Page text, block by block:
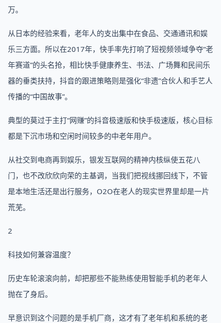
万。
从日本的经验来看，老年人的支出集中在食品、交通通讯和娱
乐三方面。所以在2017年，快手率先打响了短视频领域争夺“老
年赛道”的头名抢，相比快手健康养生、书法、广场舞和民间乐
器的垂类扶持，抖音的跟进策略则是强化“非遗”合伙人和手艺人
传播的“中国故事”。
典型的莫过于主打“网赚”的抖音极速版和快手极速版，核心目标
都是下沉市场和空闲时间较多的中老年用户。
从社交到电商再到娱乐，银发互联网的精神内核纵使五花八
门，也不改欣欣向荣的主基调，当我们把视线挪回线下，不管
是本地生活还是出行服务，O2O在老人的现实世界里却是一片
荒芜。
2
科技如何兼容温度？
历史车轮滚滚向前，却把那些不能熟练使用智能手机的老年人
抛在了身后。
早意识到这个问题的是手机厂商，这才有了老年机和系统的老